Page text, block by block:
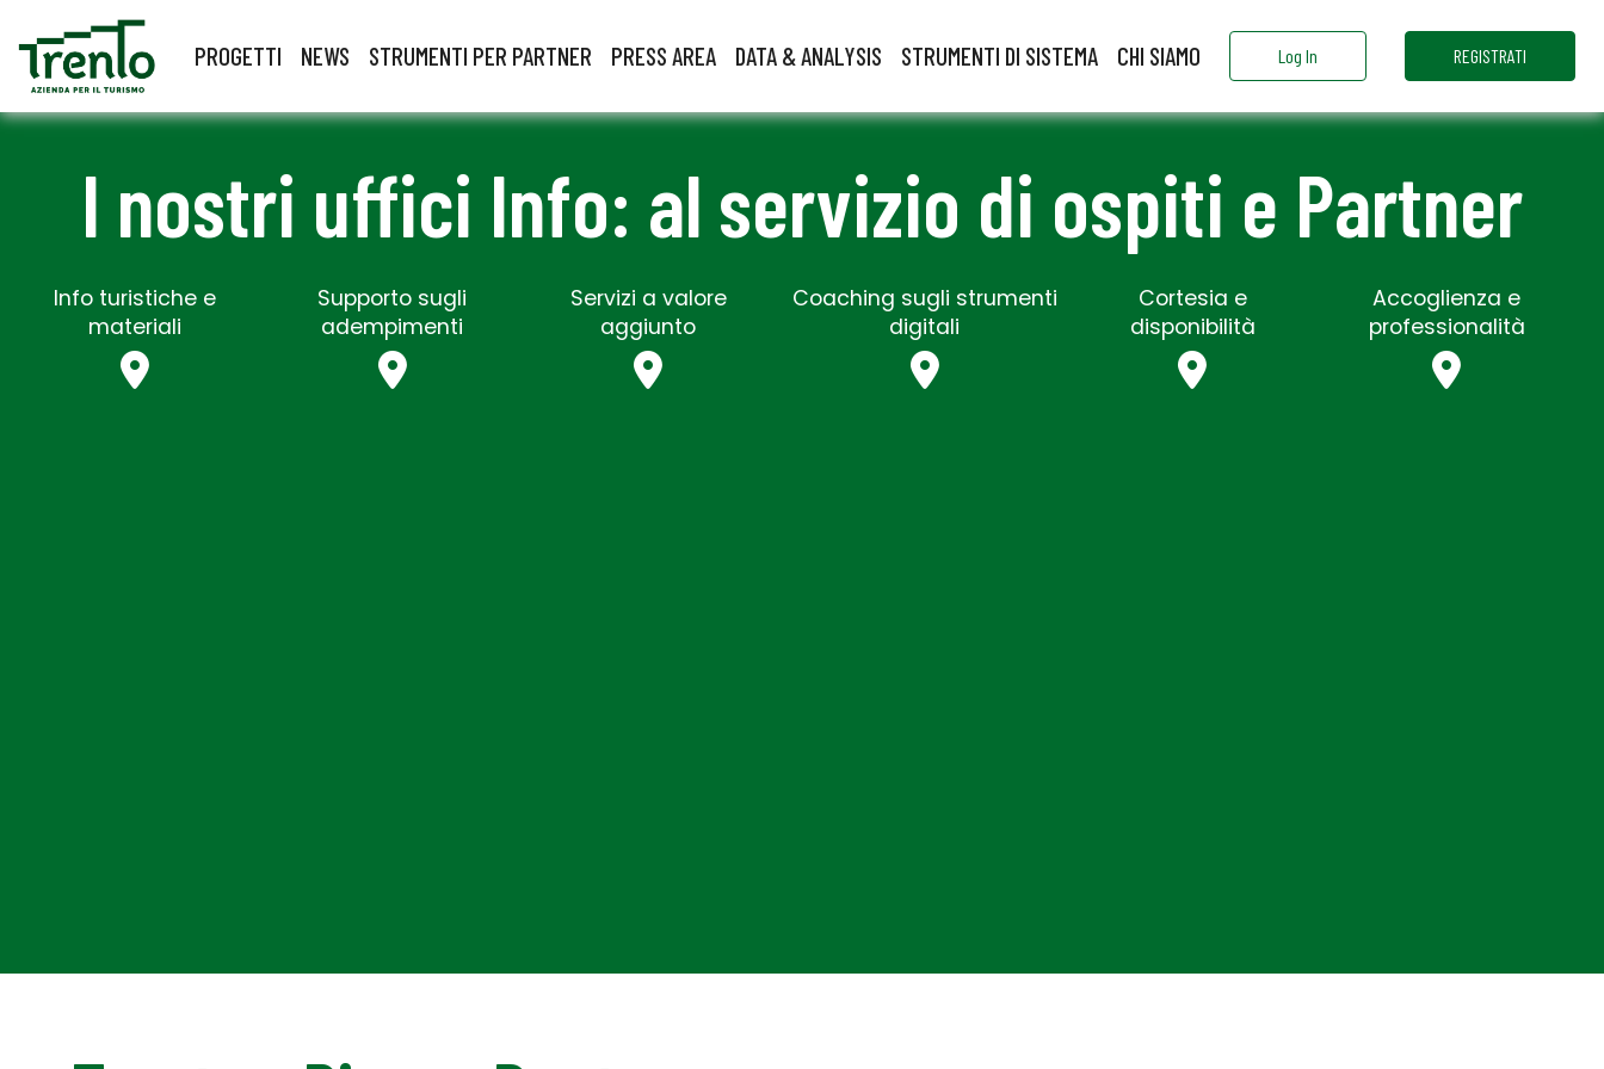
PROGETTI NEWS STRUMENTI PER PARTNER PRESS AREA DATA & ANALYSIS STRUMENTI DI SISTEMA CHI SIAMO Log In REGISTRATI
I nostri uffici Info: al servizio di ospiti e Partner
Info turistiche e
materiali
Supporto sugli
adempimenti
Servizi a valore
aggiunto
Coaching sugli strumenti
digitali
Cortesia e
disponibilità
Accoglienza e
professionalità